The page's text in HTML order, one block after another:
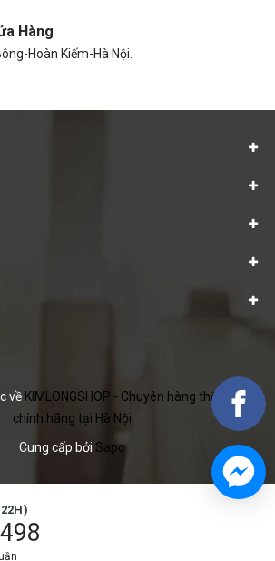
Hàng
Hoàn Kiếm-Hà Nội.
về KIMLONGSHOP - Chuyên hàng thể thao
chính hãng tại Hà Nội
Cung cấp bởi Sapo